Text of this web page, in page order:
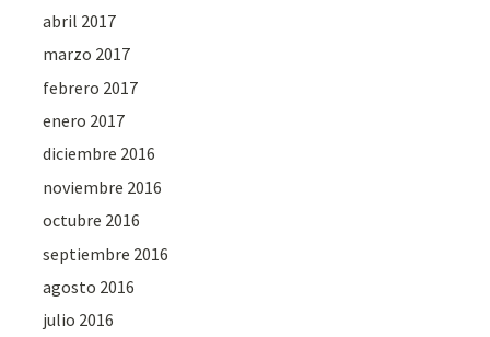
abril 2017
marzo 2017
febrero 2017
enero 2017
diciembre 2016
noviembre 2016
octubre 2016
septiembre 2016
agosto 2016
julio 2016